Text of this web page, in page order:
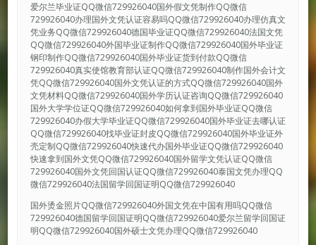
爱尔兰毕业证QQ微信729926040国外假文凭制作QQ微信
729926040办理国外文凭认证容易吗QQ微信729926040办理仿真文
凭业务QQ微信729926040德国毕业证QQ微信729926040法国文凭
QQ微信729926040外国毕业证制作QQ微信729926040国外毕业证
钢印制作QQ微信729926040国外毕业证货到付款QQ微信
729926040真实使馆教育部认证QQ微信729926040制作国外会计文
凭QQ微信729926040国外文凭认证的方式QQ微信729926040国外
文凭材料QQ微信729926040国外学历认证咨询QQ微信729926040
国外大学学位证QQ微信729926040如何拿到国外毕业证QQ微信
729926040办假大学毕业证QQ微信729926040国外毕业证去哪认证
QQ微信729926040找毕业证封皮QQ微信729926040国外毕业证外
壳定制QQ微信729926040快速代办国外毕业证QQ微信729926040
快速拿到国外文凭QQ微信729926040国外留学文凭认证QQ微信
729926040国外文凭回国认证QQ微信729926040泰国文凭办理QQ
微信729926040法国留学回国证明QQ微信729926040
国外烫金照片QQ微信729926040外国文凭在中国有用吗QQ微信
729926040德国留学回国证明QQ微信729926040爱尔兰留学回国证
明QQ微信729926040国外硕士文凭办理QQ微信729926040